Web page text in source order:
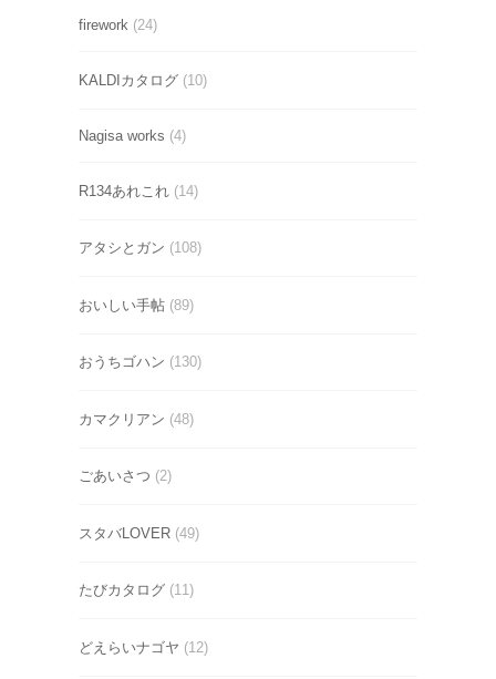
firework (24)
KALDIカタログ (10)
Nagisa works (4)
R134あれこれ (14)
アタシとガン (108)
おいしい手帖 (89)
おうちゴハン (130)
カマクリアン (48)
ごあいさつ (2)
スタバLOVER (49)
たびカタログ (11)
どえらいナゴヤ (12)